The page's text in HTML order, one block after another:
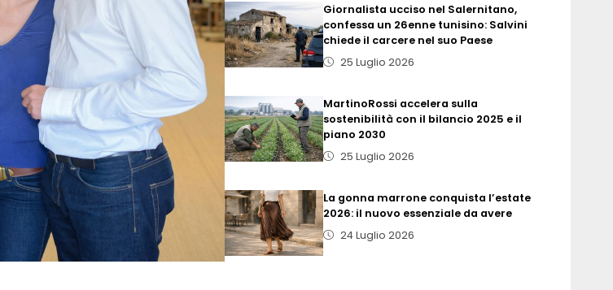
Giornalista ucciso nel Salernitano,
confessa un 26enne tunisino: Salvini
chiede il carcere nel suo Paese
25 Luglio 2026
MartinoRossi accelera sulla
sostenibilità con il bilancio 2025 e il
piano 2030
25 Luglio 2026
La gonna marrone conquista l’estate
2026: il nuovo essenziale da avere
24 Luglio 2026